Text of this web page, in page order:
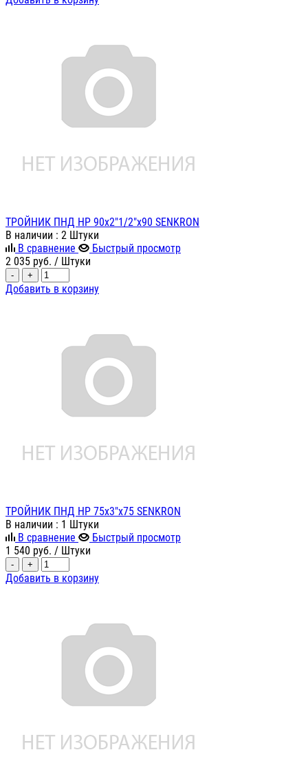
ТРОЙНИК ПНД НР 90х2"1/2"х90 SENKRON
В наличии : 2 Штуки
В сравнение
Быстрый просмотр
2 035 руб. / Штуки
- +
Добавить в корзину
ТРОЙНИК ПНД НР 75х3"х75 SENKRON
В наличии : 1 Штуки
В сравнение
Быстрый просмотр
1 540 руб. / Штуки
- +
Добавить в корзину